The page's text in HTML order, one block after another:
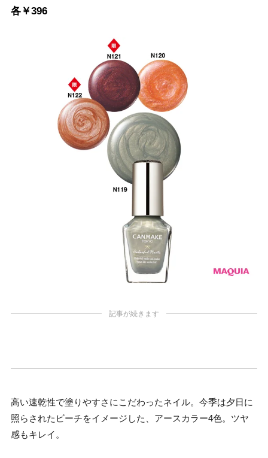
各￥396
記事が続きます
高い速乾性で塗りやすさにこだわったネイル。今季は夕日に
照らされたビーチをイメージした、アースカラー4色。ツヤ
感もキレイ。